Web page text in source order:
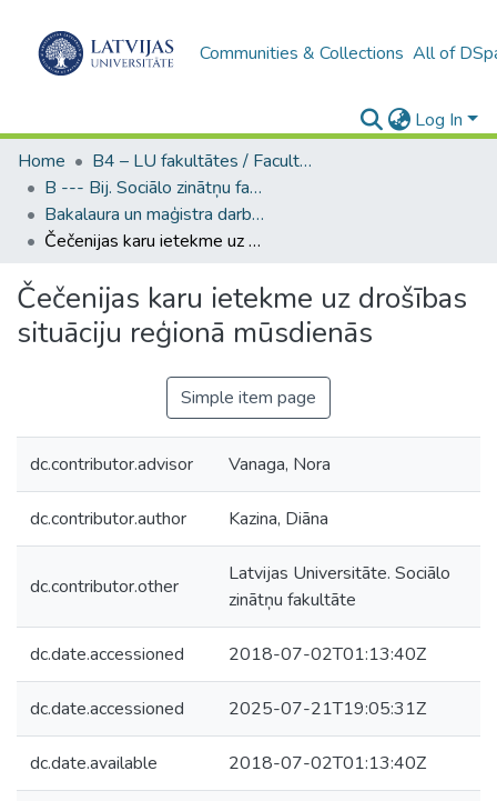
Communities & Collections All of
Log In
Home
B4 – LU fakultātes / Faculties of the UL
B --- Bij. Sociālo zinātņu fakultātes noslēguma darbi / Faculty of Social Sciences - Graduate works
Bakalaura un maģistra darbi (SZF) / Bachelor's and Master's theses
Čečenijas karu ietekme uz drošības situāciju reģionā mūsdienās
Čečenijas karu ietekme uz drošības
situāciju reģionā mūsdienās
Simple item page
dc.contributor.advisor Vanaga, Nora
dc.contributor.author Kazina, Diāna
dc.contributor.other
Latvijas Universitāte. Sociālo
zinātņu fakultāte
dc.date.accessioned 2018-07-02T01:13:40Z
dc.date.accessioned 2025-07-21T19:05:31Z
dc.date.available 2018-07-02T01:13:40Z